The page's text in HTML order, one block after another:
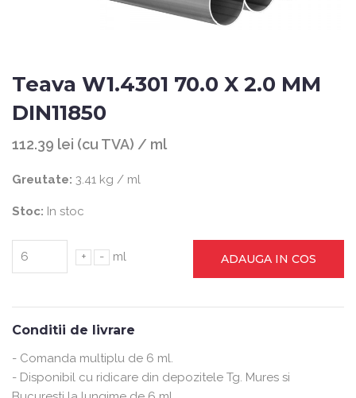
Teava W1.4301 70.0 X 2.0 MM
DIN11850
112.39 lei (cu TVA) / ml
Greutate: 3.41 kg / ml
Stoc: In stoc
+ - ml ADAUGA IN COS
Conditii de livrare
- Comanda multiplu de 6 ml.
- Disponibil cu ridicare din depozitele Tg. Mures si